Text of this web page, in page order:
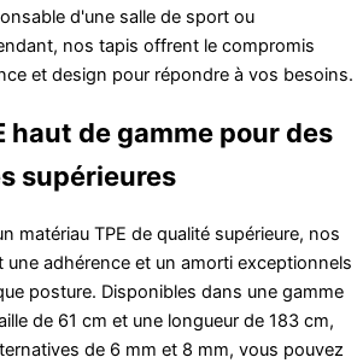
d'une salle de sport ou
nos tapis offrent le compromis
et design pour répondre à vos besoins.
haut de gamme pour des
supérieures
matériau TPE de qualité supérieure, nos
adhérence et un amorti exceptionnels
posture. Disponibles dans une gamme
de 61 cm et une longueur de 183 cm,
de 6 mm et 8 mm, vous pouvez